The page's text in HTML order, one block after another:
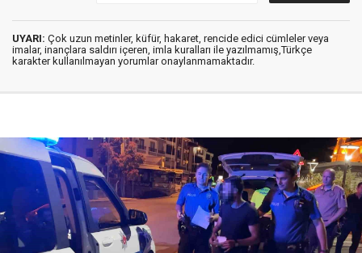
UYARI: Çok uzun metinler, küfür, hakaret, rencide edici cümleler veya
imalar, inançlara saldırı içeren, imla kuralları ile yazılmamış,Türkçe
karakter kullanılmayan yorumlar onaylanmamaktadır.